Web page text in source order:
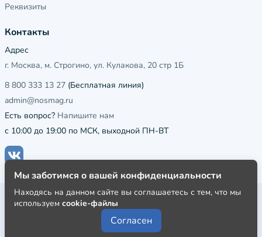
Реквизиты
Контакты
Адрес
г. Москва, м. Строгино, ул. Кулакова, 20 стр 1Б
8 800 333 13 27 (Бесплатная линия)
admin@nosmag.ru
Есть вопрос? Напишите нам
с 10:00 до 19:00 по МСК, выходной ПН-ВТ
Публичная оферта
Пользовательское соглашение
Политика конфиденциальности
Мы заботимся о вашей конфиденциальности
Находясь на данном сайте вы соглашаетесь с тем, что мы
используем cookie-файлы
Согласен